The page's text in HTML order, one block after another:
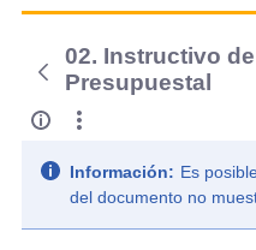
02. Instructivo
Presupuestal
Información: Es
del documento no